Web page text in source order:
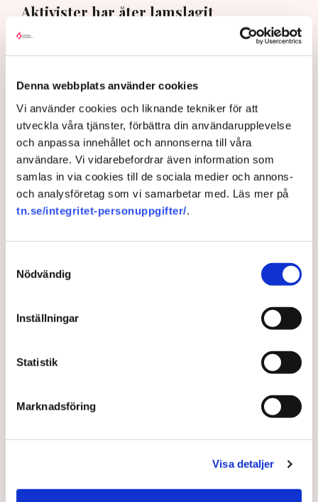
Denna webbplats använder cookies
Vi använder cookies och liknande tekniker för att
utveckla våra tjänster, förbättra din användarupplevelse
och anpassa innehållet och annonserna till våra
användare. Vi vidarebefordrar även information som
samlas in via cookies till de sociala medier och annons-
och analysföretag som vi samarbetar med. Läs mer på
tn.se/integritet-personuppgifter/.
Nödvändig
Inställningar
Statistik
Marknadsföring
Visa detaljer
Aktivister har åter lamslagit
torvbrytningen i Grimsås – den här
gången genom att klättra upp på
ogräsfrön. ”Aktivisterna sprang emot
oss”, säger Mats Henriksson,
tillståndsansvarig på Neova, till TN. Nu
varnar branschen för skador på
uppemot 100 miljoner kronor.
Brytningen av torvtäkten i Grimsås lamslås av
beskriver hur ett 40-tal personer spred ut sig över den
tillståndsgivna verksamhetsytan förra veckan och
Aktivistgruppen Återställ Våtmarker har stoppat
Mats Henriksson från Neova beskriver omfattande
störningar och skadegörelse.
Aktivisterna har spridit ogräsfrön som hotar att